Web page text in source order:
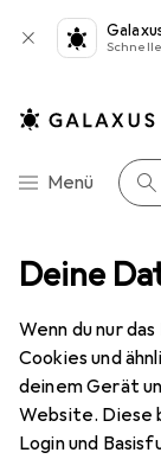
Deine
Wenn du nur
Cookies und
deinem Gerät
Website. Diese
Login und
Navigation nach
Menü Suche
Kart 8 Deluxe